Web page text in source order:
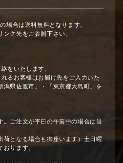
場合は送料無料となります。
ク先をご参照下さい。
をいたします。
るお客様はお届け先をご入力いた
潟県佐渡市」・「東京都大島町」を
ご注文が平日の午前中の場合は当
荷となる場合も御座います）土日曜
ります。